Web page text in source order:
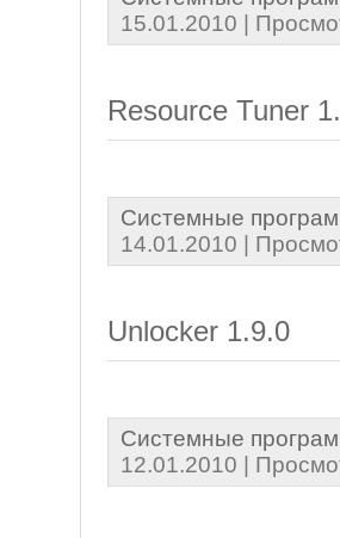
15.01.2010 |
Resource Tuner
Системные
14.01.2010 |
Unlocker 1.9.0
Системные
12.01.2010 |